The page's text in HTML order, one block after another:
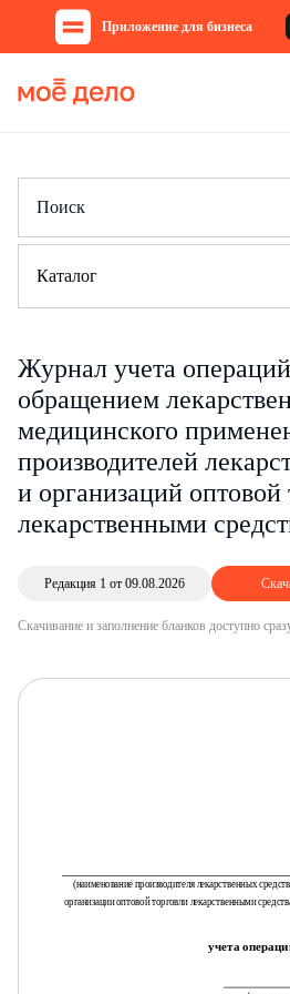
Приложение для бизнеса
Каталог
Журнал учета
обращением
медицинского
производителей
и организаций оптовой
лекарственными
Редакция 1 от 09.08.2026
Скачивание и заполнение бланков доступно
(наименование производителя лекарственных
организации оптовой торговли лекарственными
учета